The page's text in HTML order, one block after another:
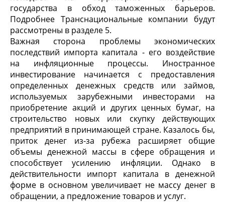
государства в обход таможенных барье­ров.
Подробнее Транснациональные компании будут
рассмотрены в разделе 5.
Важная сторона проблемы экономических
последствий импорта капитала - его воздействие
на инфляционные процессы. Иностранное
инвести­рование начинается с предоставления
определенных денежных средств или зай­мов,
используемых зарубежными инвесторами на
приобретение акций и других ценных бумаг, на
строительство новых или скупку действующих
предприятий в принимающей стране. Казалось бы,
приток денег из-за рубежа расширяет общие
объемы денежной массы в сфере обращения и
способствует усилению инфляции. Однако в
действительности импорт капитала в денежной
форме в основном уве­личивает не массу денег в
обращении, а предложение товаров и услуг.